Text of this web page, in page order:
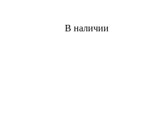
В наличии